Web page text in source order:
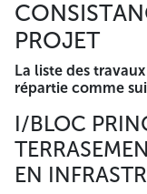
PROJET
La liste des
répartie comme
I/BLOC
EN